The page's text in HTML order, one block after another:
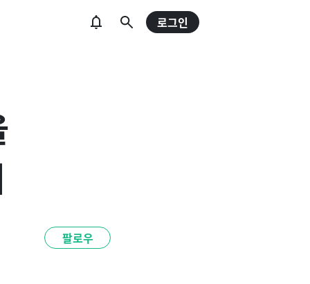
로그인
팔로우